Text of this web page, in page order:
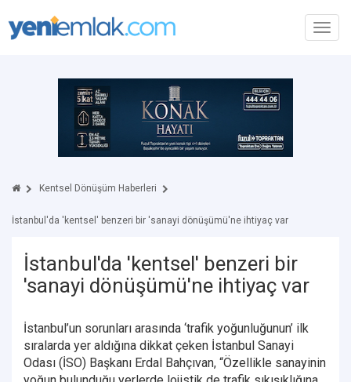
Kentsel Dönüşüm Haberleri
İstanbul'da 'kentsel' benzeri bir 'sanayi dönüşümü'ne ihtiyaç var
İstanbul'da 'kentsel' benzeri bir
'sanayi dönüşümü'ne ihtiyaç var
İstanbul’un sorunları arasında ‘trafik yoğunluğunun’ ilk
sıralarda yer aldığına dikkat çeken İstanbul Sanayi
Odası (İSO) Başkanı Erdal Bahçıvan, “Özellikle sanayinin